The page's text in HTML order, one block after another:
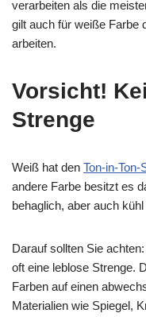
verarbeiten als die
gilt auch für weiße Farbe
arbeiten.
Vorsicht!
Strenge
Weiß hat den Ton-in-Ton-
andere Farbe besitzt es
behaglich, aber auch
Darauf sollten Sie
oft eine leblose Strenge.
Farben auf einen
Materialien wie Spiegel,